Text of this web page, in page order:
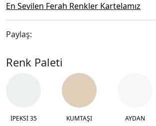
En Sevilen Ferah Renkler Kartelamız
Paylaş:
Renk Paleti
İPEKSİ 35 KUMTAŞI AYDAN